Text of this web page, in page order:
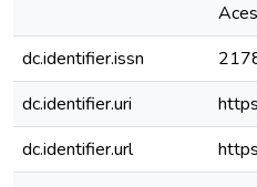
dc.identifier.issn
dc.identifier.uri
dc.identifier.url